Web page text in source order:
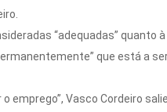
“adequadas” quanto à
que está a
emprego”, Vasco Cordeiro